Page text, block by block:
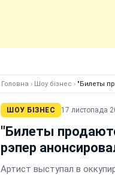
Головна › Шоу бізнес › "Билеты
ШОУ БІЗНЕС 17 листопада
"Билеты
рэпер
Артист выступал в